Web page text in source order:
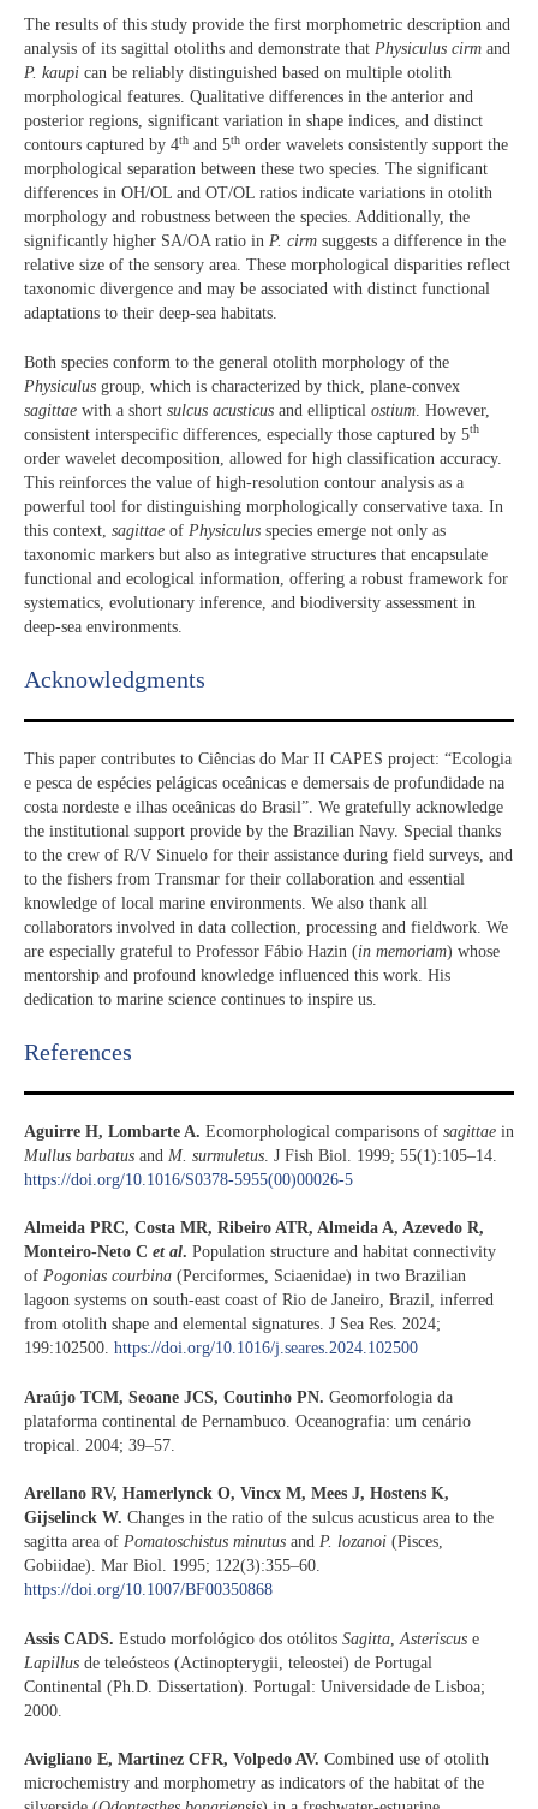
The results of this study provide the first morphometric description and
analysis of its sagittal otoliths and demonstrate that Physiculus cirm and
P. kaupi can be reliably distinguished based on multiple otolith
morphological features. Qualitative differences in the anterior and
posterior regions, significant variation in shape indices, and distinct
contours captured by 4th and 5th order wavelets consistently support the
morphological separation between these two species. The significant
differences in OH/OL and OT/OL ratios indicate variations in otolith
morphology and robustness between the species. Additionally, the
significantly higher SA/OA ratio in P. cirm suggests a difference in the
relative size of the sensory area. These morphological disparities reflect
taxonomic divergence and may be associated with distinct functional
adaptations to their deep-sea habitats.
Both species conform to the general otolith morphology of the
Physiculus group, which is characterized by thick, plane-convex
sagittae with a short sulcus acusticus and elliptical ostium . However,
consistent interspecific differences, especially those captured by 5th
order wavelet decomposition, allowed for high classification accuracy.
This reinforces the value of high-resolution contour analysis as a
powerful tool for distinguishing morphologically conservative taxa. In
this context, sagittae of Physiculus species emerge not only as
taxonomic markers but also as integrative structures that encapsulate
functional and ecological information, offering a robust framework for
systematics, evolutionary inference, and biodiversity assessment in
deep-sea environments.
Acknowledgments​
This paper contributes to Ciências do Mar II CAPES project: “Ecologia
e pesca de espécies pelágicas oceânicas e demersais de profundidade na
costa nordeste e ilhas oceânicas do Brasil”. We gratefully acknowledge
the institutional support provide by the Brazilian Navy. Special thanks
to the crew of R/V Sinuelo for their assistance during field surveys, and
to the fishers from Transmar for their collaboration and essential
knowledge of local marine environments. We also thank all
collaborators involved in data collection, processing and fieldwork. We
are especially grateful to Professor Fábio Hazin (in memoriam) whose
mentorship and profound knowledge influenced this work. His
dedication to marine science continues to inspire us.
References​
Aguirre H, Lombarte A. Ecomorphological comparisons of sagittae in
Mullus barbatus and M. surmuletus . J Fish Biol. 1999; 55(1):105–14.
https://doi.org/10.1016/S0378-5955(00)00026-5
Almeida PRC, Costa MR, Ribeiro ATR, Almeida A, Azevedo R,
Monteiro-Neto C et al. Population structure and habitat connectivity
of Pogonias courbina (Perciformes, Sciaenidae) in two Brazilian
lagoon systems on south-east coast of Rio de Janeiro, Brazil, inferred
from otolith shape and elemental signatures. J Sea Res. 2024;
199:102500. https://doi.org/10.1016/j.seares.2024.102500
Araújo TCM, Seoane JCS, Coutinho PN. Geomorfologia da
plataforma continental de Pernambuco. Oceanografia: um cenário
tropical. 2004; 39–57.
Arellano RV, Hamerlynck O, Vincx M, Mees J, Hostens K,
Gijselinck W. Changes in the ratio of the sulcus acusticus area to the
sagitta area of Pomatoschistus minutus and P. lozanoi (Pisces,
Gobiidae). Mar Biol. 1995; 122(3):355–60.
https://doi.org/10.1007/BF00350868
Assis CADS. Estudo morfológico dos otólitos Sagitta Asteriscus e
Lapillus de teleósteos (Actinopterygii, teleostei) de Portugal
Continental (Ph.D. Dissertation). Portugal: Universidade de Lisboa;
2000.
Avigliano E, Martinez CFR, Volpedo AV. Combined use of otolith
microchemistry and morphometry as indicators of the habitat of the